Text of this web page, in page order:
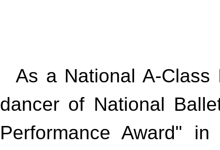
As a National A-Class
dancer of National
Performance Award"